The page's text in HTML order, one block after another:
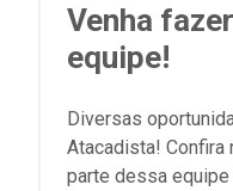
Venha
equipe!
Diversas
Atacadista! Confira
parte dessa